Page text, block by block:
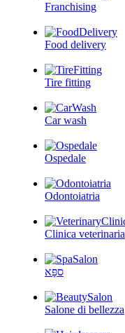
Franchising
Food delivery
Tire fitting
Car wash
Ospedale
Odontoiatria
Clinica veterinaria
ספָּא
Salone di bellezza